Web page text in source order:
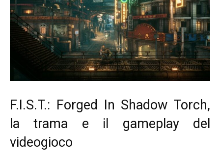
F.I.S.T.: Forged In Shadow Torch,
la trama e il gameplay del
videogioco